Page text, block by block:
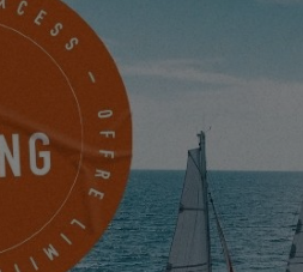
- COLOMBIA
Indias, Colombie
VOUS